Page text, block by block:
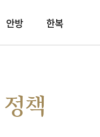
안방 한복
책